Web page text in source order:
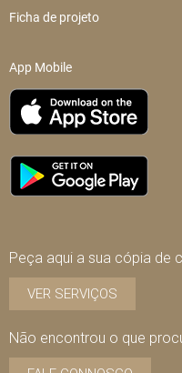
Ficha de projeto
App Mobile
Peça aqui a sua cópia de
VER SERVIÇOS
Não encontrou o que